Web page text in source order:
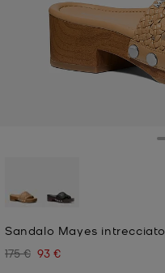
Sandalo Mayes intrecciato
Prezzo iniziale
175 € Prezzo attuale
93 €